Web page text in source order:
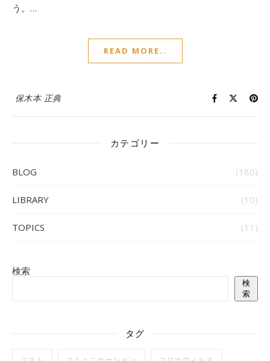
う。…
READ MORE..
保木本 正典
カテゴリー
BLOG (180)
LIBRARY (10)
TOPICS (11)
検索
検
索
タグ